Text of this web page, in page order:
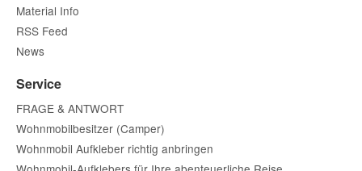
Material Info
RSS Feed
News
Service
FRAGE & ANTWORT
Wohnmobilbesitzer (Camper)
Wohnmobil Aufkleber richtig anbringen